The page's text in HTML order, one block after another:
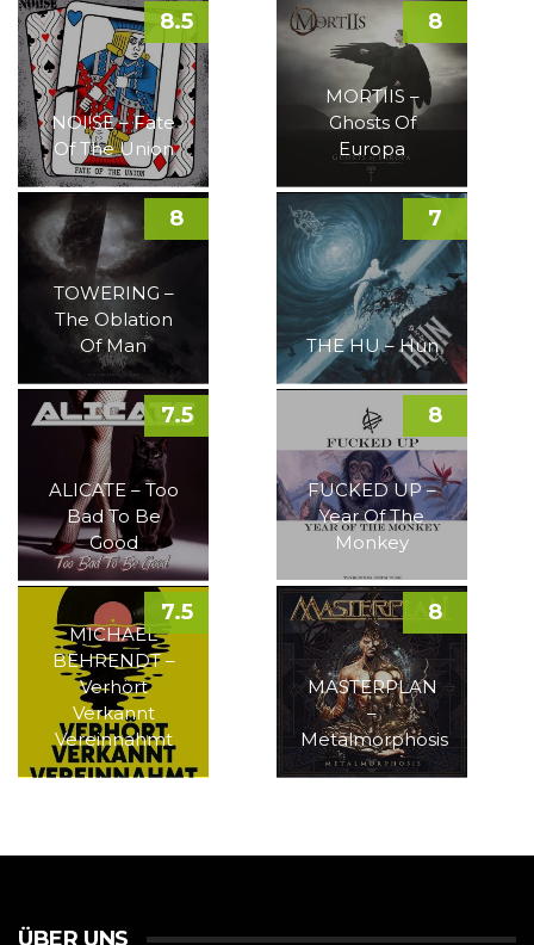
NOI!SE – Fate
Of The Union
8.5
MORTIIS –
Ghosts Of
Europa
8
TOWERING –
The Oblation
Of Man
8
THE HU – Hun
7
ALICATE – Too
Bad To Be
Good
7.5
FUCKED UP –
Year Of The
Monkey
8
MICHAEL
BEHRENDT –
Verhört
Verkannt
Vereinnahmt
7.5
MASTERPLAN
–
Metalmorphosis
8
ÜBER UNS